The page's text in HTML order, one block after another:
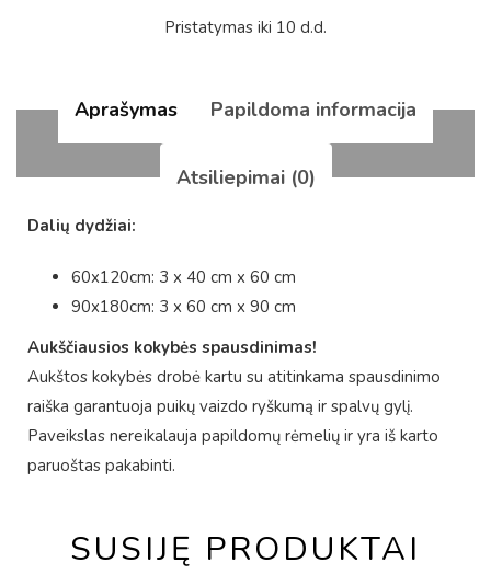
Pristatymas iki 10 d.d.
Aprašymas Papildoma informacija
Atsiliepimai (0)
Dalių dydžiai:
60x120cm: 3 x 40 cm x 60 cm
90x180cm: 3 x 60 cm x 90 cm
Aukščiausios kokybės spausdinimas!
Aukštos kokybės drobė kartu su atitinkama spausdinimo
raiška garantuoja puikų vaizdo ryškumą ir spalvų gylį.
Paveikslas nereikalauja papildomų rėmelių ir yra iš karto
paruoštas pakabinti.
SUSIJĘ PRODUKTAI